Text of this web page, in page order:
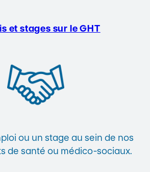
et stages sur le GHT
ou un stage au sein de nos
de santé ou médico-sociaux.